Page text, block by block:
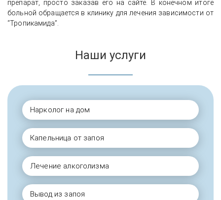
препарат, просто заказав его на сайте. В конечном итоге
больной обращается в клинику для лечения зависимости от
“Тропикамида”.
Наши услуги
Нарколог на дом
Капельница от запоя
Лечение алкоголизма
Вывод из запоя